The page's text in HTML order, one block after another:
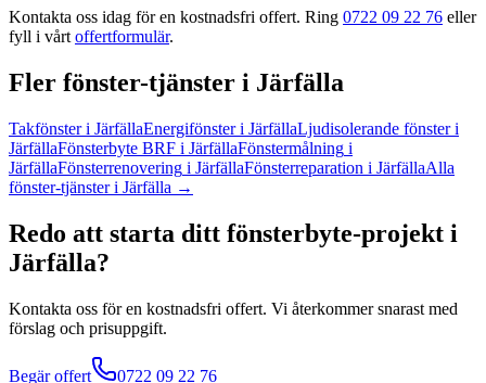
Kontakta oss idag för en kostnadsfri offert. Ring 0722 09 22 76 eller
fyll i vårt offertformulär.
Fler fönster-tjänster i Järfälla
Takfönster i JärfällaEnergifönster i JärfällaLjudisolerande fönster i
JärfällaFönsterbyte BRF i JärfällaFönstermålning i
JärfällaFönsterrenovering i JärfällaFönsterreparation i JärfällaAlla
fönster-tjänsteri Järfälla →
Redo att starta ditt fönsterbyte-projekt i
Järfälla?
Kontakta oss för en kostnadsfri offert. Vi återkommer snarast med
förslag och prisuppgift.
Begär offert 0722 09 22 76